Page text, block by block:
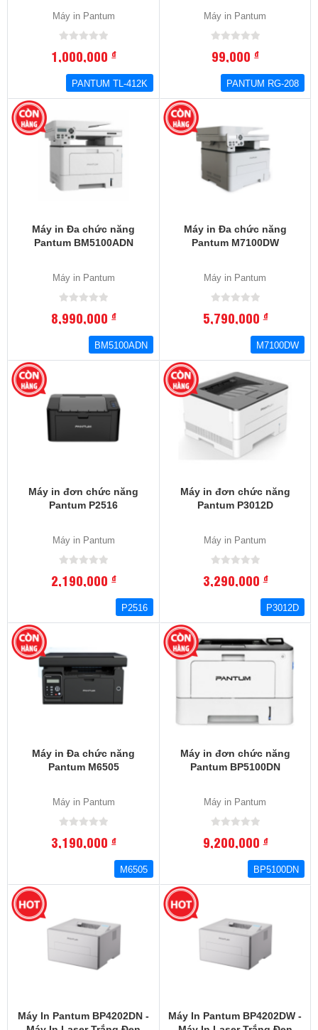
Máy in Pantum
1,000,000đ
PANTUM TL-412K
Máy in Pantum
99,000đ
PANTUM RG-208
Máy in Đa chức năng
Pantum BM5100ADN
Máy in Pantum
8,990,000đ
BM5100ADN
Máy in Đa chức năng
Pantum M7100DW
Máy in Pantum
5,790,000đ
M7100DW
Máy in đơn chức năng
Pantum P2516
Máy in Pantum
2,190,000đ
P2516
Máy in đơn chức năng
Pantum P3012D
Máy in Pantum
3,290,000đ
P3012D
Máy in Đa chức năng
Pantum M6505
Máy in Pantum
3,190,000đ
M6505
Máy in đơn chức năng
Pantum BP5100DN
Máy in Pantum
9,200,000đ
BP5100DN
Máy In Pantum BP4202DN -
Máy In Pantum BP4202DW -